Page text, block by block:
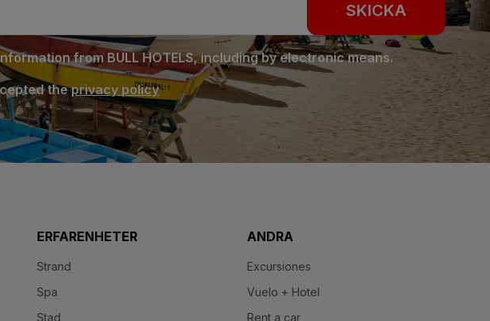
SKICKA
from BULL HOTELS, including by electronic means.
theprivacy policy
ERFARENHETER
Strand
Spa
Stad
ANDRA
Excursiones
Vuelo + Hotel
Rent a car